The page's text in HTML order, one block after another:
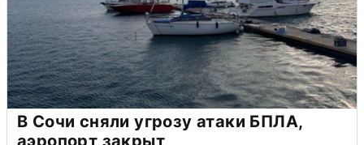
В Сочи сняли угрозу атаки БПЛА,
аэропорт закрыт